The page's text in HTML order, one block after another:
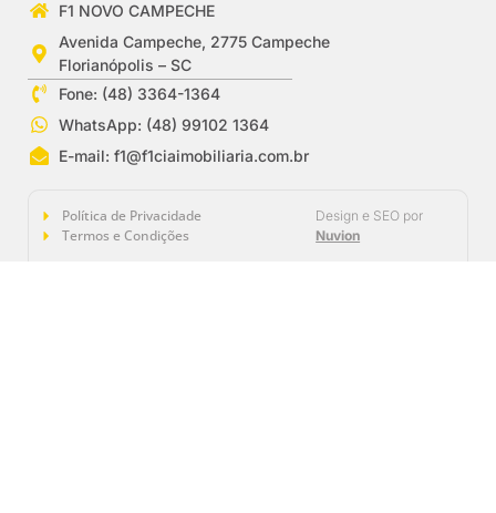
F1 NOVO CAMPECHE
Avenida Campeche, 2775 Campeche
Florianópolis – SC
Fone: (48) 3364-1364
WhatsApp: (48) 99102 1364
E-mail:f1@f1ciaimobiliaria.com.br
Política de Privacidade
Termos e Condições
Design e SEO por
Nuvion